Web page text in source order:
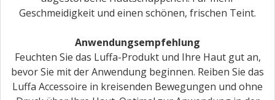
Geschmeidigkeit und einen schönen, frischen Teint.
Anwendungsempfehlung
Feuchten Sie das Luffa-Produkt und Ihre Haut gut an,
bevor Sie mit der Anwendung beginnen. Reiben Sie das
Luffa Accessoire in kreisenden Bewegungen und ohne